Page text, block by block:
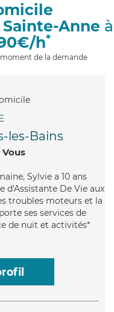
i
Sainte-Anne à
h*
de la demande
les-Bains
Sylvie a 10 ans
d'Assistante De Vie aux
troubles moteurs et la
ses services de
de nuit et activités*